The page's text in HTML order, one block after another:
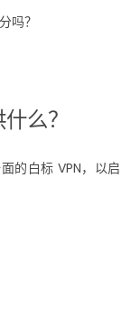
吗？
么？
的白标 VPN，以启